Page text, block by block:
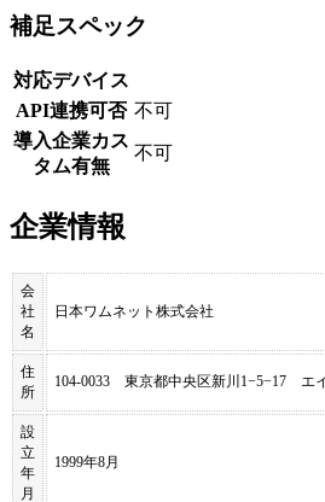
補足スペック
対応デバイス
API連携可否 不可
導入企業カス
タム有無
不可
企業情報
会
社
名
日本ワムネット株式会社
住
所
104-0033 東京都中央区新川1−5−17 エ
設
立
年
月
1999年8月